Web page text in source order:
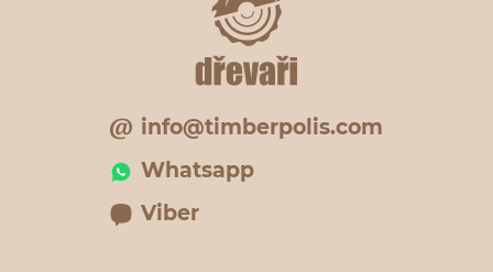
info@timberpolis.com
Whatsapp
Viber